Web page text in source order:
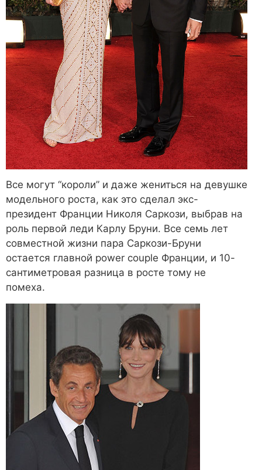
Все могут “короли” и даже жениться на девушке
модельного роста, как это сделал экс-
президент Франции Николя Саркози, выбрав на
роль первой леди Карлу Бруни. Все семь лет
совместной жизни пара Саркози-Бруни
остается главной power couple Франции, и 10-
сантиметровая разница в росте тому не
помеха.